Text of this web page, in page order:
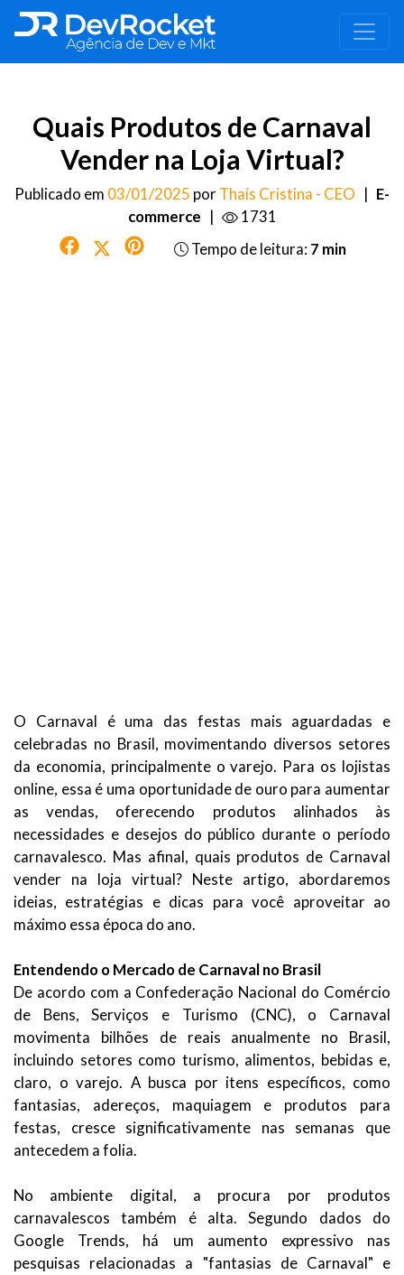
Quais Produtos de Carnaval
Vender na Loja Virtual?
Publicado em 03/01/2025 porThaís Cristina - CEO | E-
commerce |
1731
Tempo de leitura: 7 min
O Carnaval é uma das festas mais aguardadas e
celebradas no Brasil, movimentando diversos setores
da economia, principalmente o varejo. Para os lojistas
online, essa é uma oportunidade de ouro para aumentar
as vendas, oferecendo produtos alinhados às
necessidades e desejos do público durante o período
carnavalesco. Mas afinal, quais produtos de Carnaval
vender na loja virtual? Neste artigo, abordaremos
ideias, estratégias e dicas para você aproveitar ao
máximo essa época do ano.
Entendendo o Mercado de Carnaval no Brasil
De acordo com a Confederação Nacional do Comércio
de Bens, Serviços e Turismo (CNC), o Carnaval
movimenta bilhões de reais anualmente no Brasil,
incluindo setores como turismo, alimentos, bebidas e,
claro, o varejo. A busca por itens específicos, como
fantasias, adereços, maquiagem e produtos para
festas, cresce significativamente nas semanas que
antecedem a folia.
No ambiente digital, a procura por produtos
carnavalescos também é alta. Segundo dados do
Google Trends, há um aumento expressivo nas
pesquisas relacionadas a "fantasias de Carnaval" e